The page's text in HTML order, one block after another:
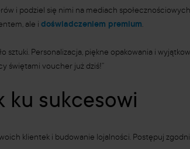
i podziel się nimi na mediach
ale i doświadczeniem premium.
sztuki. Personalizacja, piękne opakowania i
świętami voucher już dziś!”
ku sukcesowi
klientek i budowanie lojalności. Postępuj